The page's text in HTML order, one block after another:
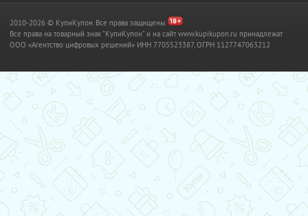
2010-2026 © КупиКупон. Все права защищены.
Все права на товарный знак "КупиКупон" и на сайт www.kupikupon.ru принадлежат
OOO «Агентство цифровых решений» ИНН 7705523387, ОГРН 1127747063212